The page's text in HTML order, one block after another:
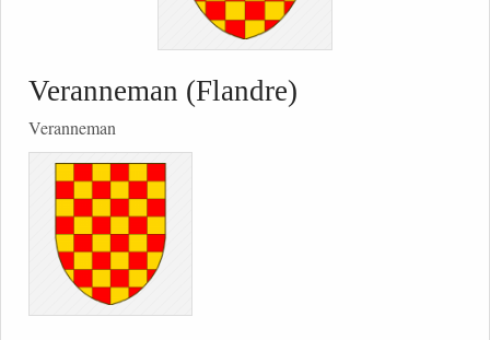
Veranneman (Flandre)
Veranneman